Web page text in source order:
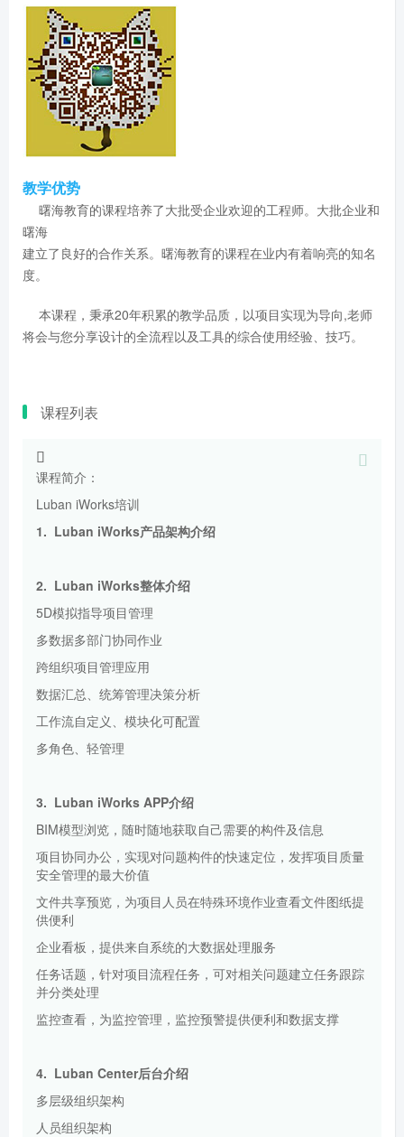
教学优势
曙海教育的课程培养了大批受企业欢迎的工程师。大批企业和
曙海
建立了良好的合作关系。曙海教育的课程在业内有着响亮的知名
度。
本课程，秉承20年积累的教学品质，以项目实现为导向,老师
将会与您分享设计的全流程以及工具的综合使用经验、技巧。
课程列表
课程简介：
Luban iWorks培训
1. Luban iWorks产品架构介绍
2. Luban iWorks整体介绍
5D模拟指导项目管理
多数据多部门协同作业
跨组织项目管理应用
数据汇总、统筹管理决策分析
工作流自定义、模块化可配置
多角色、轻管理
3. Luban iWorks APP介绍
BIM模型浏览，随时随地获取自己需要的构件及信息
项目协同办公，实现对问题构件的快速定位，发挥项目质量
安全管理的最大价值
文件共享预览，为项目人员在特殊环境作业查看文件图纸提
供便利
企业看板，提供来自系统的大数据处理服务
任务话题，针对项目流程任务，可对相关问题建立任务跟踪
并分类处理
监控查看，为监控管理，监控预警提供便利和数据支撑
4. Luban Center后台介绍
多层级组织架构
人员组织架构